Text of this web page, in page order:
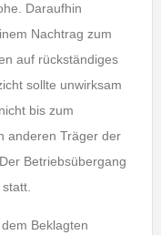
Daraufhin
Nachtrag zum
auf rückständiges
sollte unwirksam
bis zum
anderen Träger der
Betriebsübergang
Beklagten